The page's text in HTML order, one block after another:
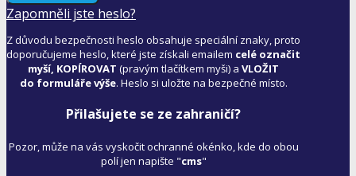
Zapomněli jste heslo?
Z důvodu bezpečnosti heslo obsahuje speciální znaky, proto
doporučujeme heslo, které jste získali emailem celé označit
myší, KOPÍROVAT (pravým tlačítkem myši) a VLOŽIT
do formuláře výše. Heslo si uložte na bezpečné místo.
Přilašujete se ze zahraničí?
Pozor, může na vás vyskočit ochranné okénko, kde do obou
polí jen napište "cms"